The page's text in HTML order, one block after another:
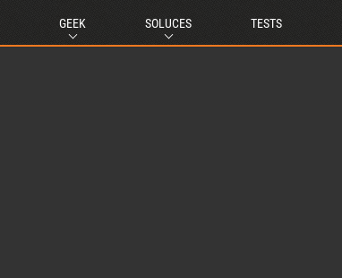
GEEK SOLUCES TESTS